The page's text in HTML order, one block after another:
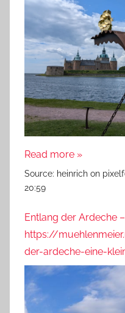
Read more »
Source: heinrich on
20:59
Entlang der Ardeche
https://
der-ardeche-eine-